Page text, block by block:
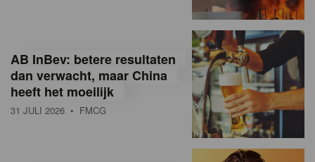
a
AB InBev: betere resultaten
dan verwacht, maar China
heeft het moeilijk
31 JULI 2026 • FMCG